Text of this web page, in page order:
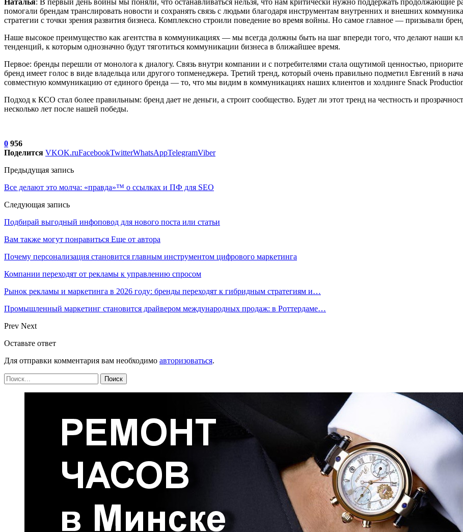
Наталья: В первый день войны мы поняли, что останавливаться нельзя, что нам критически нужно поддержать продолжающие
помогали брендам транслировать новости и сохранять связь с людьми благодаря инструментам внутренних и внешних
стратегии с точки зрения развития бизнеса. Комплексно строили поведение во время войны. Но самое главное — призывали
Наше высокое преимущество как агентства в коммуникациях — мы всегда должны быть на шаг впереди того, что делают наши
тенденций, к которым однозначно будут тяготиться коммуникации бизнеса в ближайшее время.
Первое: бренды перешли от монолога к диалогу. Связь внутри компании и с потребителями стала ощутимой ценностью,
бренд имеет голос в виде владельца или другого топменеджера. Третий тренд, который очень правильно подметил Евгений в
совместную коммуникацию от единого бренда — то, что мы видим в коммуникациях наших клиентов и холдинге Snack
Подход к КСО стал более правильным: бренд дает не деньги, а строит сообщество. Будет ли этот тренд на честность и
несколько лет после нашей победы.
0 956
Поделится VKOK.ruFacebookTwitterWhatsAppTelegramViber
Предыдущая запись
Все делают это молча: «правда»™ о ссылках и ПФ для SEO
Следующая запись
Подбирай выгодный инфоповод для нового поста или статьи
Вам также могут понравиться Еще от автора
Почему персонализация становится главным инструментом цифрового маркетинга
Компании переходят от рекламы к управлению спросом
Рынок рекламы и маркетинга в 2026 году: бренды переходят к гибридным стратегиям и…
Промышленный маркетинг становится драйвером международных продаж: в Роттердаме…
Prev Next
Оставьте ответ
Для отправки комментария вам необходимо авторизоваться.